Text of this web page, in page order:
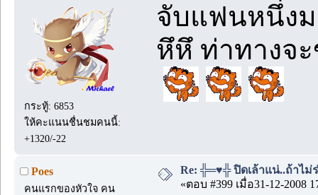
กระทู้: 6853
ให้คะแนนชื่นชมคนนี้:
+1320/-22
จับแฟนหนึ่ง
หึหึ ท่าทางจ
Poes
คนแรกของหัวใจ คน
Re: ╬═♥╬ ปิดเล้าแน่..ถ้าไ
«ตอบ #399 เมื่อ31-12-2008